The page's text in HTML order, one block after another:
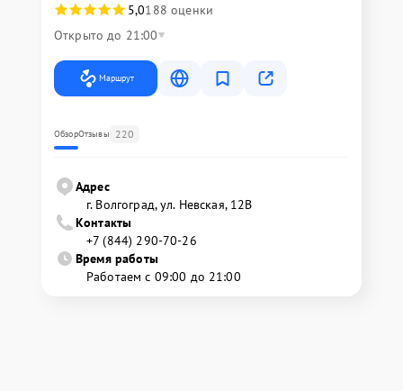
5,0188 оценки
Открыто до 21:00
Маршрут
ОбзорОтзывы 220
Адрес
г. Волгоград, ул. Невская, 12В
Контакты
+7 (844) 290-70-26
Время работы
Работаем с 09:00 до 21:00